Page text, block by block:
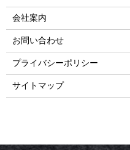
会社案内
お問い合わせ
プライバシーポリシー
サイトマップ